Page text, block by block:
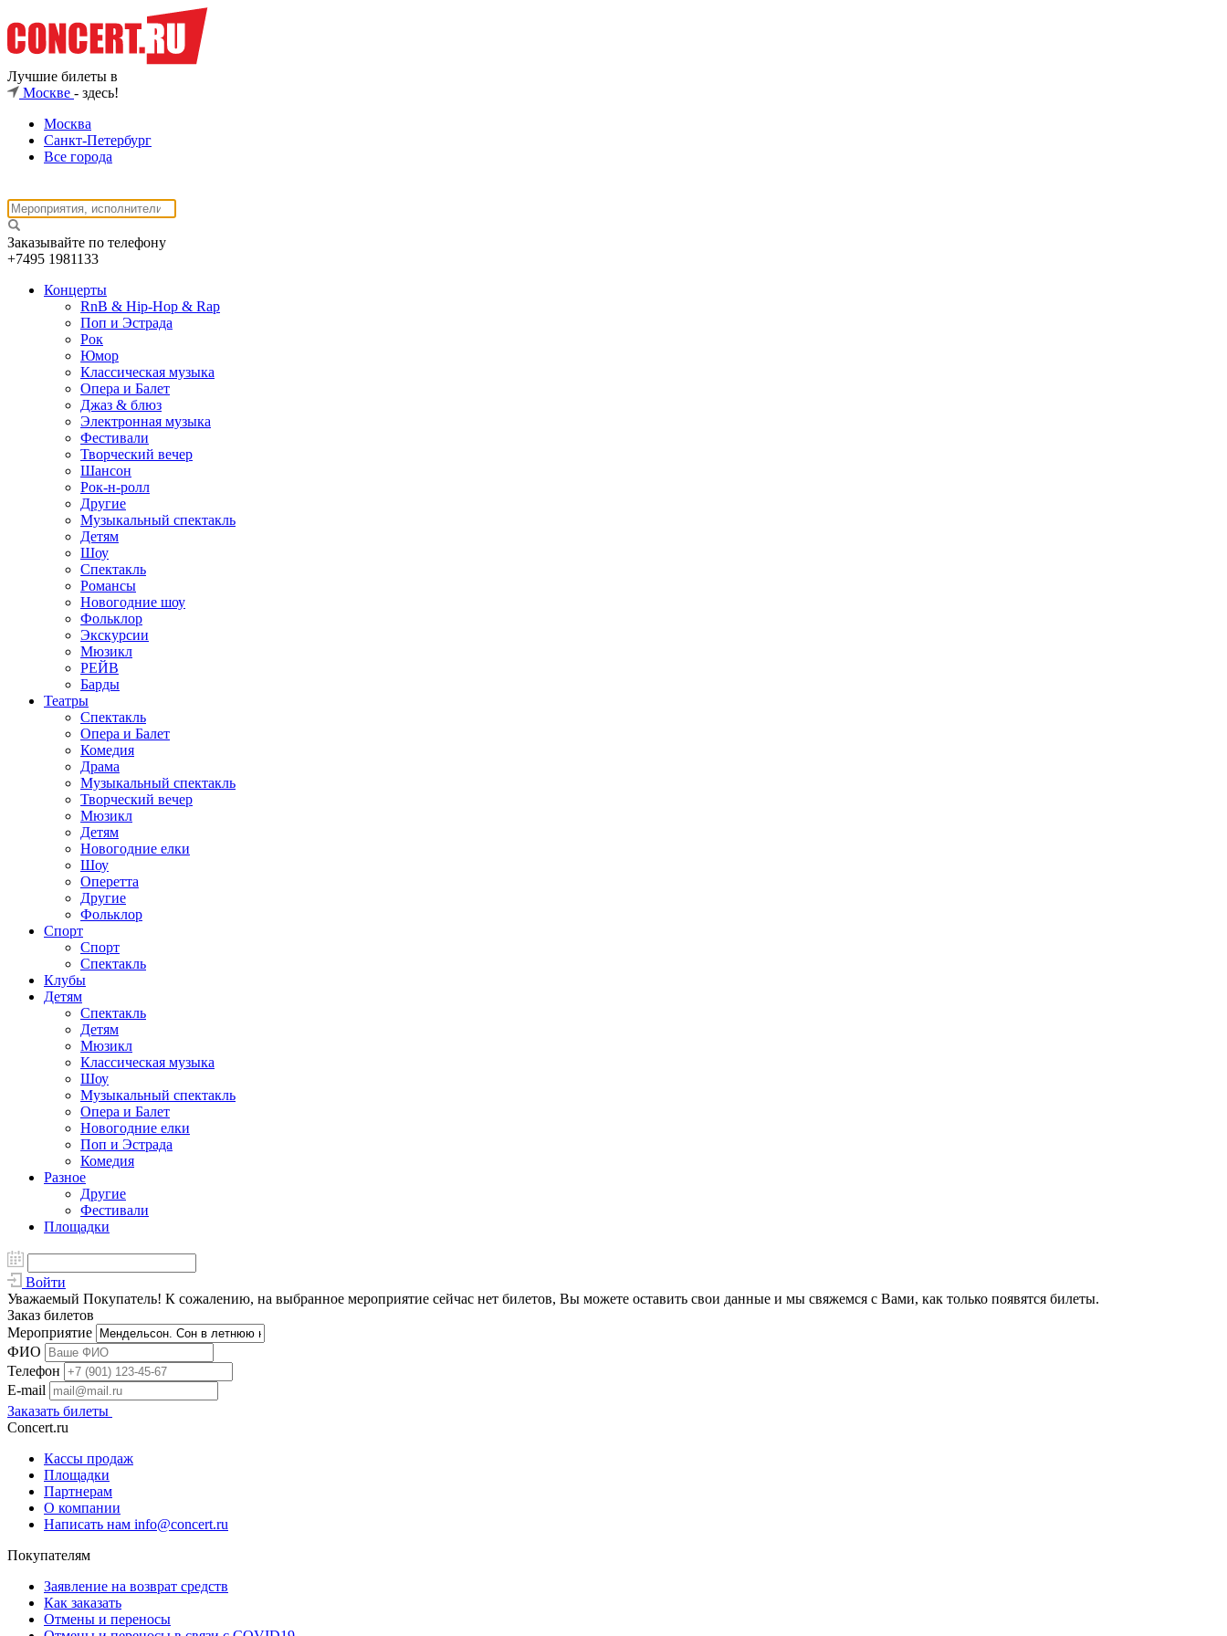
Лучшие билеты в
Москве - здесь!
Москва
Санкт-Петербург
Все города
Заказывайте по телефону
+7495 1981133
Концерты
RnB & Hip-Hop & Rap
Поп и Эстрада
Рок
Юмор
Классическая музыка
Опера и Балет
Джаз & блюз
Электронная музыка
Фестивали
Творческий вечер
Шансон
Рок-н-ролл
Другие
Музыкальный спектакль
Детям
Шоу
Спектакль
Романсы
Новогодние шоу
Фольклор
Экскурсии
Мюзикл
РЕЙВ
Барды
Театры
Спектакль
Опера и Балет
Комедия
Драма
Музыкальный спектакль
Творческий вечер
Мюзикл
Детям
Новогодние елки
Шоу
Оперетта
Другие
Фольклор
Спорт
Спорт
Спектакль
Клубы
Детям
Спектакль
Детям
Мюзикл
Классическая музыка
Шоу
Музыкальный спектакль
Опера и Балет
Новогодние елки
Поп и Эстрада
Комедия
Разное
Другие
Фестивали
Площадки
Войти
Уважаемый Покупатель! К сожалению, на выбранное мероприятие сейчас нет билетов, Вы можете оставить свои данные и мы свяжемся с Вами, как только появятся билеты.
Заказ билетов
Мероприятие
ФИО
Телефон
E-mail
Заказать билеты
Concert.ru
Кассы продаж
Площадки
Партнерам
О компании
Написать нам info@concert.ru
Покупателям
Заявление на возврат средств
Как заказать
Отмены и переносы